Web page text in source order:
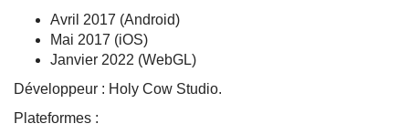
Avril 2017 (Android)
Mai 2017 (iOS)
Janvier 2022 (WebGL)
Développeur : Holy Cow Studio.
Plateformes :